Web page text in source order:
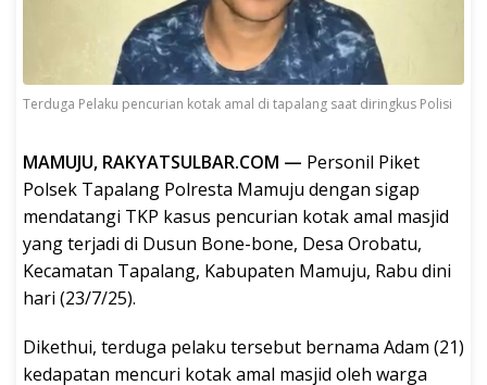
Terduga Pelaku pencurian kotak amal di tapalang saat diringkus Polisi
MAMUJU, RAKYATSULBAR.COM — Personil Piket
Polsek Tapalang Polresta Mamuju dengan sigap
mendatangi TKP kasus pencurian kotak amal masjid
yang terjadi di Dusun Bone-bone, Desa Orobatu,
Kecamatan Tapalang, Kabupaten Mamuju, Rabu dini
hari (23/7/25).
Dikethui, terduga pelaku tersebut bernama Adam (21)
kedapatan mencuri kotak amal masjid oleh warga